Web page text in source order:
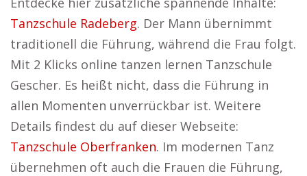
Tanzschule Radeberg. Der Mann übernimmt
traditionell die Führung, während die Frau folgt.
Mit 2 Klicks online tanzen lernen Tanzschule
Gescher. Es heißt nicht, dass die Führung in
allen Momenten unverrückbar ist. Weitere
Details findest du auf dieser Webseite:
Tanzschule Oberfranken. Im modernen Tanz
übernehmen oft auch die Frauen die Führung,